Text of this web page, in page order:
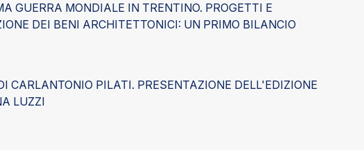
GUERRA MONDIALE IN TRENTINO. PROGETTI E
DEI BENI ARCHITETTONICI: UN PRIMO BILANCIO
CARLANTONIO PILATI. PRESENTAZIONE DELL'EDIZIONE
LUZZI